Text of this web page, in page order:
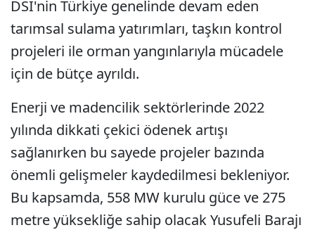
DSİ'nin Türkiye genelinde devam eden
tarımsal sulama yatırımları, taşkın kontrol
projeleri ile orman yangınlarıyla mücadele
için de bütçe ayrıldı.
Enerji ve madencilik sektörlerinde 2022
yılında dikkati çekici ödenek artışı
sağlanırken bu sayede projeler bazında
önemli gelişmeler kaydedilmesi bekleniyor.
Bu kapsamda, 558 MW kurulu güce ve 275
metre yüksekliğe sahip olacak Yusufeli Barajı